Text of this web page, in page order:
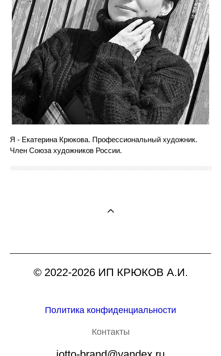
Я - Екатерина Крюкова. Профессиональный художник.
Член Союза художников России.
© 2022-2026 ИП КРЮКОВ А.И.
Политика конфиденциальности
Контакты